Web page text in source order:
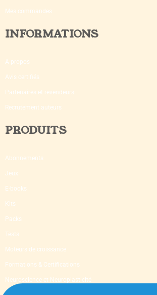
Mes commandes
INFORMATIONS
A propos
Avis certifiés
Partenaires et revendeurs
Recrutement auteurs
PRODUITS
Abonnements
Jeux
E-books
Kits
Packs
Tests
Moteurs de croissance
Formations & Certifications
Neuroscience et Neuroplasticité